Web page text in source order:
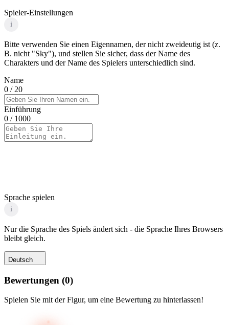
Spieler-Einstellungen
i
Bitte verwenden Sie einen Eigennamen, der nicht zweideutig ist (z.
B. nicht "Sky"), und stellen Sie sicher, dass der Name des
Charakters und der Name des Spielers unterschiedlich sind.
Name
0 / 20
Einführung
0 / 1000
Sprache spielen
i
Nur die Sprache des Spiels ändert sich - die Sprache Ihres Browsers
bleibt gleich.
Deutsch
Bewertungen (0)
Spielen Sie mit der Figur, um eine Bewertung zu hinterlassen!